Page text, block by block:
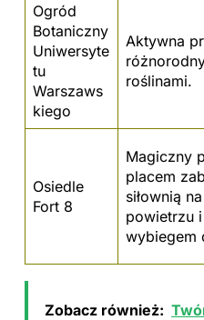
Ogród
Botaniczny
Uniwersyte
tu
Warszaws
kiego
Aktywna
roślinami.
Osiedle
Fort 8
Magiczny
placem
siłownią
powietrzu i
wybiegem
Zobacz również: